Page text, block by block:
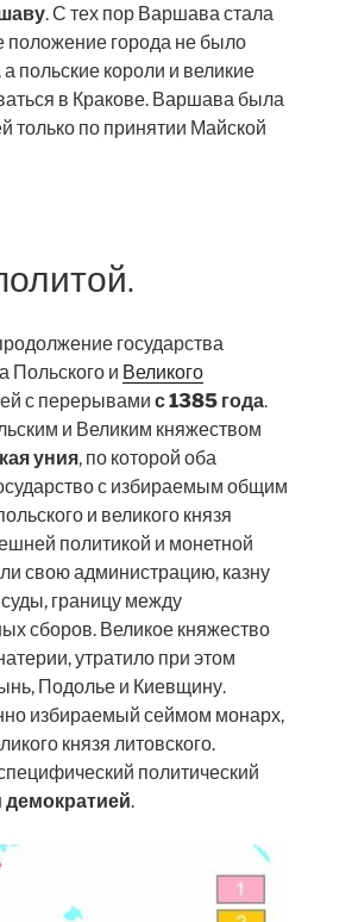
. С тех пор Варшава стала
положение города не было
польские короли и великие
в Кракове. Варшава была
только по принятии Майской
государства
Польского и Великого
с перерывами с 1385 года.
и Великим княжеством
уния, по которой оба
с избираемым общим
и великого князя
политикой и монетной
свою администрацию, казну
границу между
сборов. Великое княжество
утратило при этом
Подолье и Киевщину.
избираемый сеймом монарх,
князя литовского.
политический
демократией.